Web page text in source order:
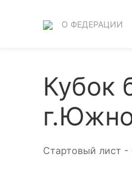
О ФЕДЕРАЦИИ
Кубок
Стартовый лист -